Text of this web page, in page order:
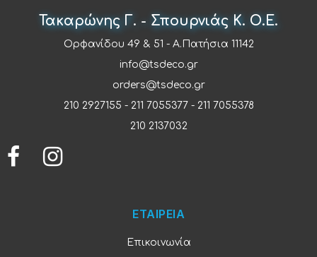
Τακαρώνης Γ. - Σπουρνιάς Κ. Ο.Ε.
Ορφανίδου 49 & 51 - Α.Πατήσια 11142
info@tsdeco.gr
orders@tsdeco.gr
210 2927155 - 211 7055377- 211 7055378
210 2137032
ΕΤΑΙΡΕΙΑ
Επικοινωνία